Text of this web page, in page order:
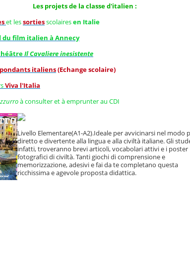
Les projets de la classe d'italien :
et lessortiesscolairesen Italie
du film italien à Annecy
Il Cavaliere inesistente
italiens(Echange scolaire)
Viva l'Italia
à consulter et à emprunter au CDI
Livello Elementare(A1-A2).Ideale per avvicinarsi nel modo
diretto e divertente alla lingua e alla civiltà italiane. Gli
infatti, troveranno brevi articoli, vocabolari attivi e i poster
fotografici di civiltà. Tanti giochi di comprensione e
memorizzazione, adesivi e fai da te completano questa
ricchissima e agevole proposta didattica.